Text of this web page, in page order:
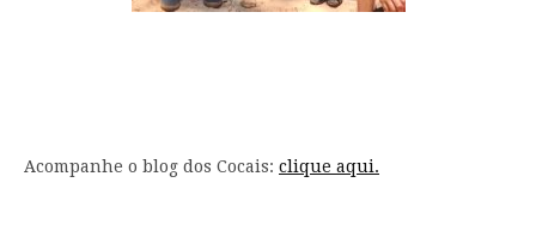
Acompanhe o blog dos Cocais: clique aqui.